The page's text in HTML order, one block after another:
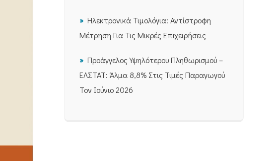
Ηλεκτρονικά Τιμολόγια: Αντίστροφη
Μέτρηση Για Τις Μικρές Επιχειρήσεις
Προάγγελος Υψηλότερου Πληθωρισμού –
ΕΛΣΤΑΤ: Άλμα 8,8% Στις Τιμές Παραγωγού
Τον Ιούνιο 2026